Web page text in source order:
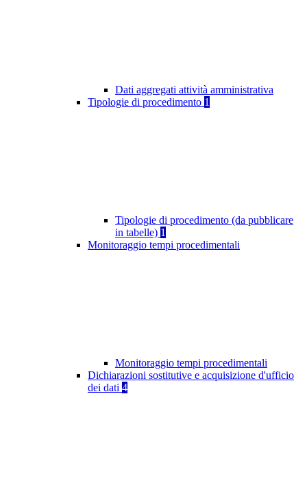
Dati aggregati attività amministrativa
Tipologie di procedimento 1
Tipologie di procedimento (da pubblicare
in tabelle) 1
Monitoraggio tempi procedimentali
Monitoraggio tempi procedimentali
Dichiarazioni sostitutive e acquisizione d'ufficio
dei dati 4